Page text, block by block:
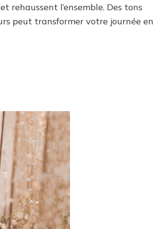
rehaussent l’ensemble. Des tons
peut transformer votre journée en